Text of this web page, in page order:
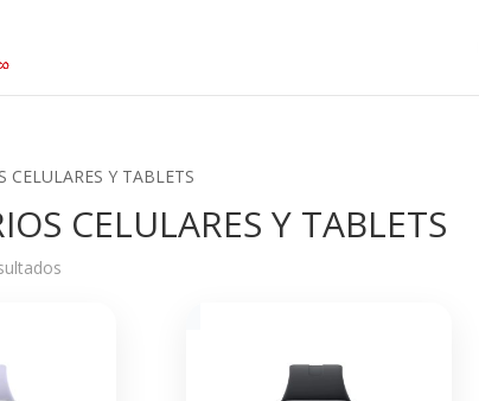
CELULARES Y TABLETS
CELULARES Y TABLETS